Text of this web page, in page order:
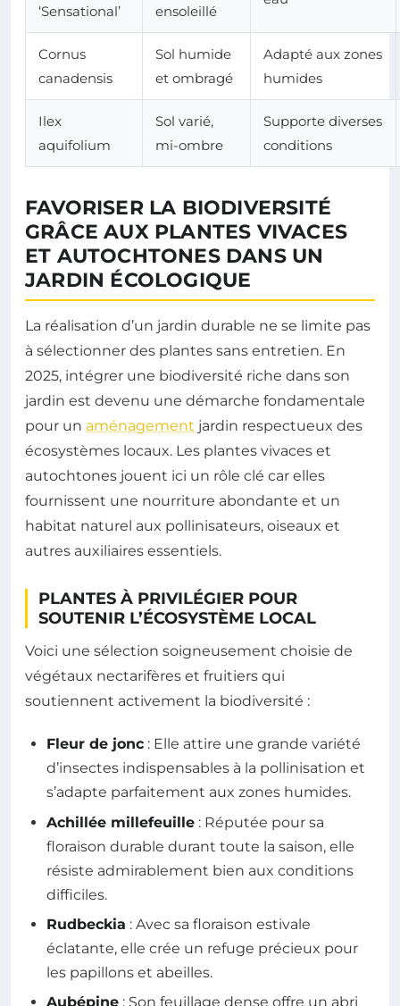
‘Sensational’ ensoleillé
Cornus
canadensis
Sol humide
et ombragé
Adapté aux zones
humides
Ilex
aquifolium
Sol varié,
mi-ombre
Supporte diverses
conditions
FAVORISER LA BIODIVERSITÉ
GRÂCE AUX PLANTES VIVACES
ET AUTOCHTONES DANS UN
JARDIN ÉCOLOGIQUE
La réalisation d’un jardin durable ne se limite pas
à sélectionner des plantes sans entretien. En
2025, intégrer une biodiversité riche dans son
jardin est devenu une démarche fondamentale
pour un aménagement jardin respectueux des
écosystèmes locaux. Les plantes vivaces et
autochtones jouent ici un rôle clé car elles
fournissent une nourriture abondante et un
habitat naturel aux pollinisateurs, oiseaux et
autres auxiliaires essentiels.
PLANTES À PRIVILÉGIER POUR
SOUTENIR L’ÉCOSYSTÈME LOCAL
Voici une sélection soigneusement choisie de
végétaux nectarifères et fruitiers qui
soutiennent activement la biodiversité :
Fleur de jonc : Elle attire une grande variété
d’insectes indispensables à la pollinisation et
s’adapte parfaitement aux zones humides.
Achillée millefeuille : Réputée pour sa
floraison durable durant toute la saison, elle
résiste admirablement bien aux conditions
difficiles.
Rudbeckia : Avec sa floraison estivale
éclatante, elle crée un refuge précieux pour
les papillons et abeilles.
Aubépine : Son feuillage dense offre un abri